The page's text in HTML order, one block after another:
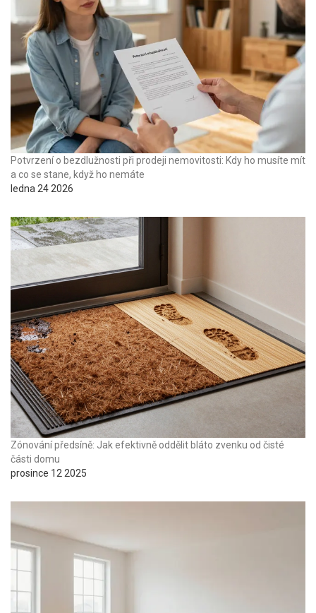
Potvrzení o bezdlužnosti při prodeji nemovitosti: Kdy ho musíte mít
a co se stane, když ho nemáte
ledna 24 2026
Zónování předsíně: Jak efektivně oddělit bláto zvenku od čisté
části domu
prosince 12 2025